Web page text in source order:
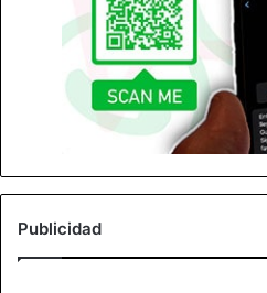
Publicidad